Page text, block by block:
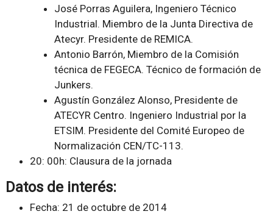
José Porras Aguilera, Ingeniero Técnico
Industrial. Miembro de la Junta Directiva de
Atecyr. Presidente de REMICA.
Antonio Barrón, Miembro de la Comisión
técnica de FEGECA. Técnico de formación de
Junkers.
Agustín González Alonso, Presidente de
ATECYR Centro. Ingeniero Industrial por la
ETSIM. Presidente del Comité Europeo de
Normalización CEN/TC-113.
20: 00h: Clausura de la jornada
Datos de interés:
Fecha: 21 de octubre de 2014